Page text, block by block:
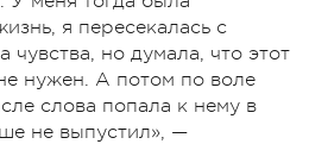
я пересекалась с
но думала, что этот
нужен. А потом по воле
слова попала к нему в
не выпустил», —